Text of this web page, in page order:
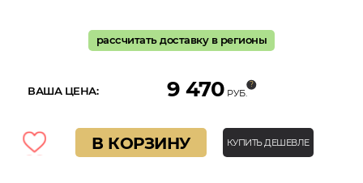
рассчитать доставку в регионы
ВАША ЦЕНА: 9 470 РУБ.
В КОРЗИНУ КУПИТЬ ДЕШЕВЛЕ